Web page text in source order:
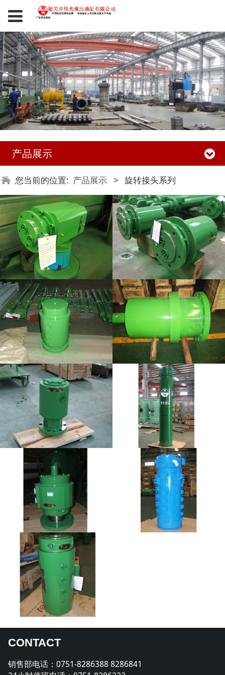
产品展示
您当前的位置: 产品展示 > 旋转接头系列
CONTACT
销售部电话：0751-8286388 8286841